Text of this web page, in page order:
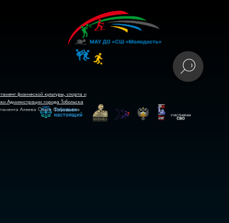
физической культуры, спорта и
Администрации города Тобольска
Алеева Ольга Фаридовна